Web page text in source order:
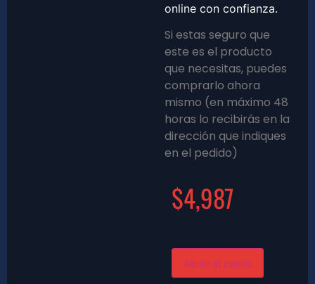
online con confianza.
Si estas seguro que
este es el producto
que necesitas, puedes
comprarlo ahora
mismo (en máximo 48
horas lo recibirás en la
dirección que indiques
en el pedido)
$4,987
Añadir al carrito